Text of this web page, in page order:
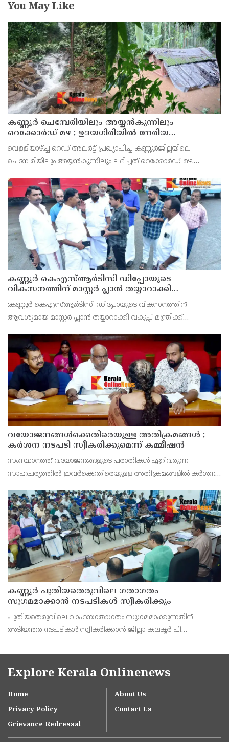
You May Like
കണ്ണൂർ ചെമ്പേരിയിലും അയ്യൻകുന്നിലും
റെക്കോർഡ് മഴ ; ഉദയഗിരിയിൽ നേരിയ
ഉരുൾപൊട്ടൽ; 13 പേരെ ക്യാമ്പിലേക്ക് മാറ്റി
വെള്ളിയാഴ്ച്ച റെഡ് അലർട്ട് പ്രഖ്യാപിച്ച കണ്ണൂർജില്ലയിലെ
ചെമ്പേരിയിലും അയ്യൻകുന്നിലും ലഭിച്ചത് റെക്കോർഡ് മഴ.
മില്ലിമീറ്റർ മഴ ആ സമയം സംസ്ഥാനത്ത
കണ്ണൂർ കെഎസ്ആർടിസി ഡിപ്പോയുടെ
വികസനത്തിന് മാസ്റ്റർ പ്ലാൻ തയ്യാറാക്കി
സമർപ്പിക്കും : ടി ഒ മോഹനൻ എം എൽ എ
:കണ്ണൂർ കെഎസ്ആർടിസി ഡിപ്പോയുടെ വികസനത്തിന്
ആവശ്യമായ മാസ്റ്റർ പ്ലാൻ തയ്യാറാക്കി വകുപ്പ് മന്ത്രിക്ക്
ഡിപ്പോയ്ക്ക് നാല് ഏക്കറിൽ അധികം വരുന്ന സ്ഥലമുണ്ട്
വയോജനങ്ങൾക്കെതിരെയുള്ള അതിക്രമങ്ങൾ ;
കർശന നടപടി സ്വീകരിക്കുമെന്ന് കമ്മീഷൻ
സംസ്ഥാനത്ത് വയോജനങ്ങളുടെ പരാതികൾ ഏറിവരുന്ന
സാഹചര്യത്തിൽ ഇവർക്കെതിരെയുള്ള അതിക്രമങ്ങളിൽ കർശന
കെ. സോമപ്രസാദ്.
കണ്ണൂർ പുതിയതെരുവിലെ ഗതാഗതം
സുഗമമാക്കാന്‍ നടപടികള്‍ സ്വീകരിക്കും
പുതിയതെരുവിലെ വാഹനഗതാഗതം സുഗമമാക്കുന്നതിന്
അടിയന്തര നടപടികള്‍ സ്വീകരിക്കാന്‍ ജില്ലാ കലക്ടര്‍ പി
Explore Kerala Onlinenews
Home
About Us
Privacy Policy
Contact Us
Grievance Redressal